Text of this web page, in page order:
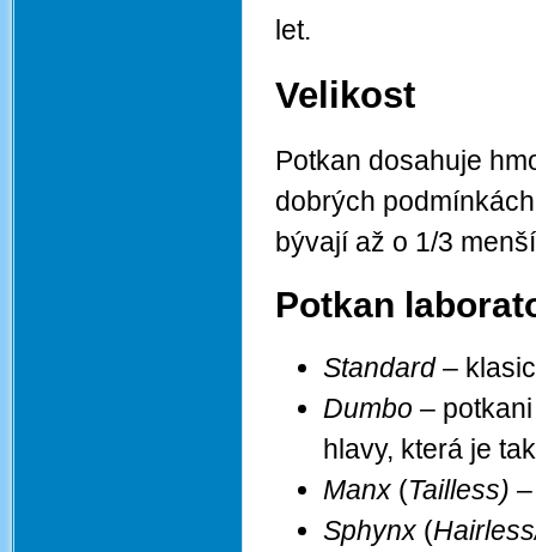
let.
Velikost
Potkan dosahuje
dobrých
bývají až o 1/3
Potkan
Standard–
Dumbo –
hlavy, která je
Manx (Tailless)
Sphynx (